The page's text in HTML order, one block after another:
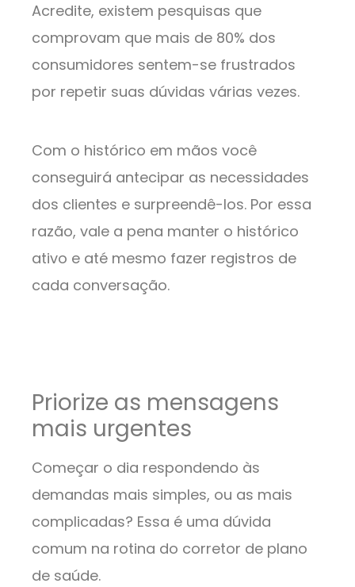
Acredite, existem pesquisas que
comprovam que mais de 80% dos
consumidores sentem-se frustrados
por repetir suas dúvidas várias vezes.
Com o histórico em mãos você
conseguirá antecipar as necessidades
dos clientes e surpreendê-los. Por essa
razão, vale a pena manter o histórico
ativo e até mesmo fazer registros de
cada conversação.
Priorize as mensagens
mais urgentes
Começar o dia respondendo às
demandas mais simples, ou as mais
complicadas? Essa é uma dúvida
comum na rotina do corretor de plano
de saúde.